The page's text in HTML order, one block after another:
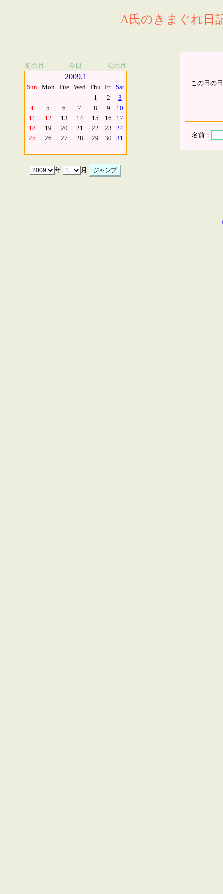
A氏のきまぐれ日
前の月 今日 次の月
2009.1
Sun Mon Tue Wed Thu Fri Sat
1
2
3
4
5 6 7 8 9
10
11
12 13 14 15 16
17
18
19 20 21 22 23
24
25
26 27 28 29 30 31
年 月
この日の
名前：